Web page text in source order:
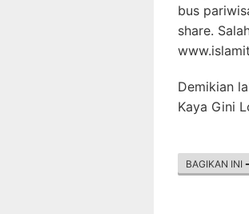
bus
share.
Demikian
Kaya Gini
BAGIKAN INI